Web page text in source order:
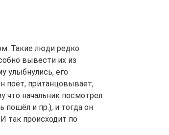
Такие люди редко
вывести их из
улыбнулись, его
поёт, пританцовывает,
что начальник посмотрел
пошёл и пр.), и тогда он
так происходит по